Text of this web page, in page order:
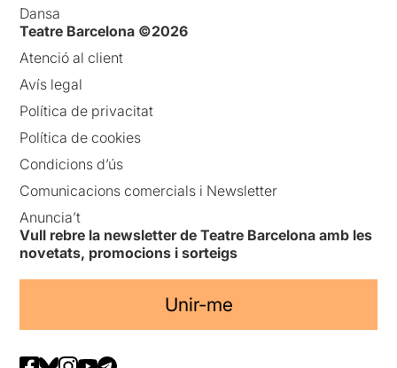
Dansa
Teatre Barcelona ©2026
Atenció al client
Avís legal
Política de privacitat
Política de cookies
Condicions d’ús
Comunicacions comercials i Newsletter
Anuncia’t
Vull rebre la newsletter de Teatre Barcelona amb les
novetats, promocions i sorteigs
Unir-me